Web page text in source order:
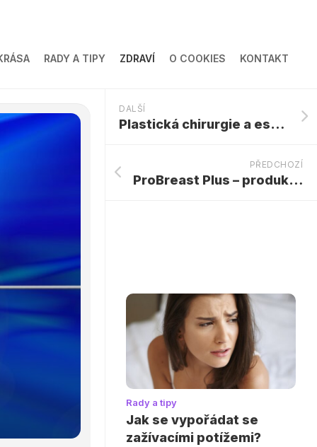
RADY A TIPY ZDRAVÍ O COOKIES KONTAKT
DALŠÍ
Plastická chirurgie a estetická medicína – podobnosti a rozdíly
PŘEDCHOZÍ
ProBreast Plus – produktový test a názory
Rady a tipy
Jak se vypořádat se
zažívacími potížemi?